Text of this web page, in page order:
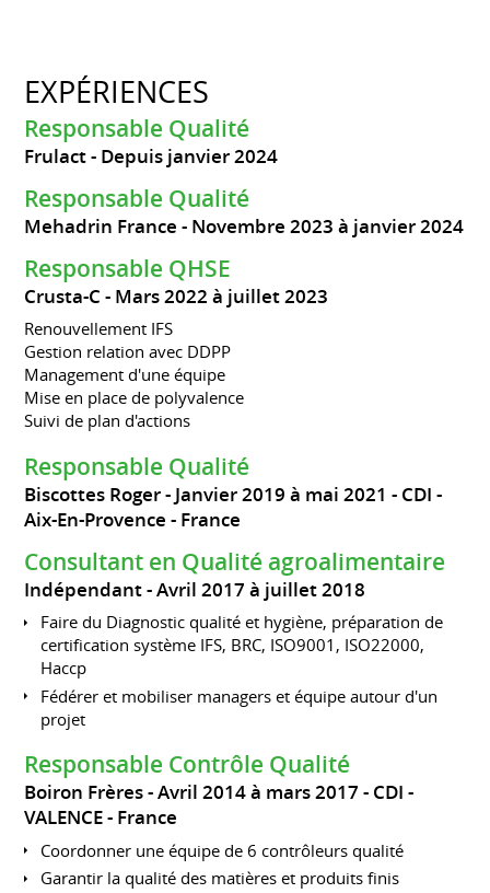
EXPÉRIENCES
Responsable Qualité
Frulact Depuis janvier 2024
Responsable Qualité
Mehadrin France Novembre 2023 à janvier 2024
Responsable QHSE
Crusta-C Mars 2022 à juillet 2023
Renouvellement IFS
Gestion relation avec DDPP
Management d'une équipe
Mise en place de polyvalence
Suivi de plan d'actions
Responsable Qualité
Biscottes Roger Janvier 2019 à mai 2021 CDI
Aix-En-Provence
France
Consultant en Qualité agroalimentaire
Indépendant Avril 2017 à juillet 2018
Faire du Diagnostic qualité et hygiène, préparation de
certification système IFS, BRC, ISO9001, ISO22000,
Haccp
Fédérer et mobiliser managers et équipe autour d'un
projet
Responsable Contrôle Qualité
Boiron Frères Avril 2014 à mars 2017 CDI
VALENCE
France
Coordonner une équipe de 6 contrôleurs qualité
Garantir la qualité des matières et produits finis